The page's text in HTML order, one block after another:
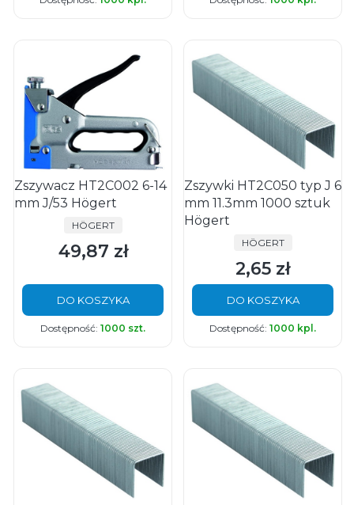
Zszywacz HT2C002 6-14
mm J/53 Högert
PRODUCENT
HÖGERT
Cena
49,87 zł
DO KOSZYKA
Dostępność: 1000 szt.
Zszywki HT2C050 typ J 6
mm 11.3mm 1000 sztuk
Högert
PRODUCENT
HÖGERT
Cena
2,65 zł
DO KOSZYKA
Dostępność: 1000 kpl.